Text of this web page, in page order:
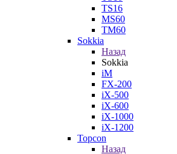
TS16
MS60
TM60
Sokkia
Назад
Sokkia
iM
FX-200
iX-500
iX-600
iX-1000
iX-1200
Topcon
Назад